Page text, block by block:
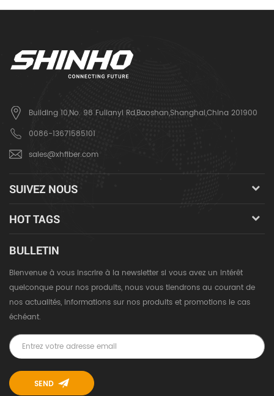
Building 10,No. 98 Fulianyi Rd,Baoshan,Shanghai,China 201900
0086-13671585101
sales@xhfiber.com
SUIVEZ NOUS
HOT TAGS
BULLETIN
Bienvenue à vous inscrire à la newsletter si vous avez un intérêt
quelconque pour nos produits, nous vous tiendrons au courant de
nos actualités, informations sur nos produits et promotions le cas
échéant.